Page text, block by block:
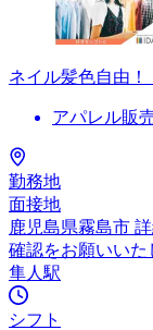
ネイル髪色自由
アパレル販
勤務地
面接地
鹿児島県霧島市
確認をお願いいた
隼人駅
シフト